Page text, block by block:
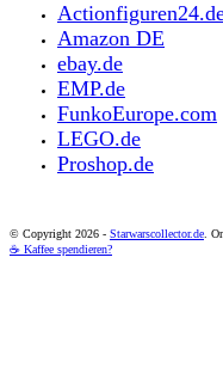
Amazon DE
ebay.de
EMP.de
FunkoEurope.com
LEGO.de
Proshop.de
© Copyright 2026 - Starwarscollector.de.
☕ Kaffee spendieren?